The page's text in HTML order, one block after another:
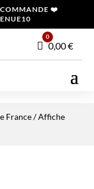
COMMANDE ❤️
Panier
0
0,00€
France/ Affiche